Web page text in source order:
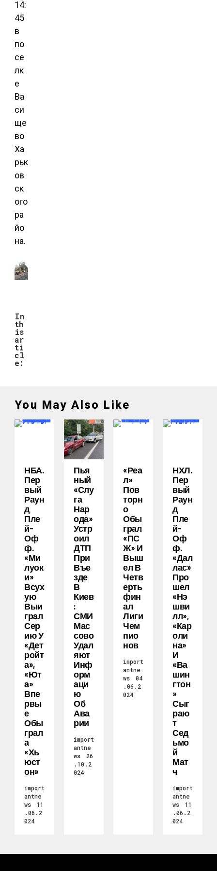
14:
45
в
по
се
лк
е
Ва
си
ще
во
Ха
рьк
ов
ск
ого
ра
йо
на.
In
th
is
ar
ti
cl
e:
You May Also Like
НБА.
Пер
Вый
Раун
Д
Пле
Й-
Оф
Ф.
«Ми
Луок
И»
Всух
Ую
Выи
Грал
Сер
Ию У
«Дет
Ройт
А»,
«Ют
А»
Впе
Рвы
Е
Обы
Грал
А
«Хь
Юст
Он»
import
antne
ws
11
.06.2
024
Пья
Ный
«слу
Га
Нар
Ода»
Устр
Оил
ДТП
При
Въе
Зде
В
Киев
:
СМИ
Мас
Сово
Удал
Яют
Инф
Орм
Аци
Ю
Об
Ава
Рии
import
antne
ws
26
.10.2
024
«Реа
Л»
Пов
Торн
О
Обы
Грал
«ПС
Ж» И
Выш
Ел В
Четв
Ерть
Фин
Ал
Лиги
Чем
Пио
Нов
import
antne
ws
04
.06.2
024
НХЛ.
Пер
Вый
Раун
Д
Пле
Й-
Оф
Ф.
«Дал
Лас»
Про
Шел
«Нэ
Шви
Лл»,
«Кар
Оли
На»
И
«Ва
Шин
Гтон
»
Сыг
Раю
Т
Сед
Ьмо
Й
Мат
Ч
import
antne
ws
11
.06.2
024